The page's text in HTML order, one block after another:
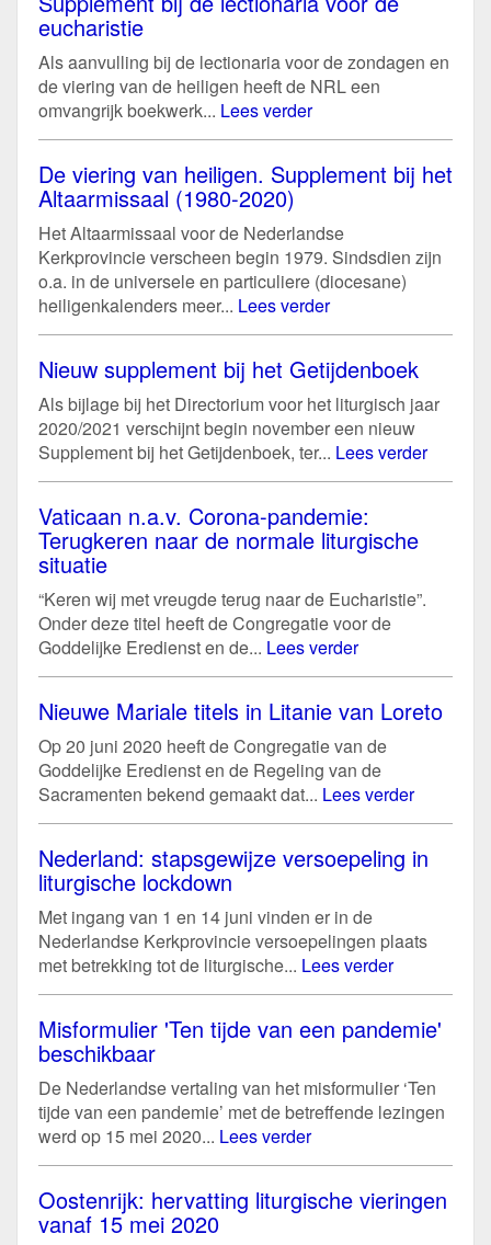
eucharistie
Als aanvulling bij de lectionaria voor de zondagen en
de viering van de heiligen heeft de NRL een
omvangrijk boekwerk... Lees verder
De viering van heiligen. Supplement bij het
Altaarmissaal (1980-2020)
Het Altaarmissaal voor de Nederlandse
Kerkprovincie verscheen begin 1979. Sindsdien zijn
o.a. in de universele en particuliere (diocesane)
heiligenkalenders meer... Lees verder
Nieuw supplement bij het Getijdenboek
Als bijlage bij het Directorium voor het liturgisch jaar
2020/2021 verschijnt begin november een nieuw
Supplement bij het Getijdenboek, ter... Lees verder
Vaticaan n.a.v. Corona-pandemie:
Terugkeren naar de normale liturgische
situatie
“Keren wij met vreugde terug naar de Eucharistie”.
Onder deze titel heeft de Congregatie voor de
Goddelijke Eredienst en de... Lees verder
Nieuwe Mariale titels in Litanie van Loreto
Op 20 juni 2020 heeft de Congregatie van de
Goddelijke Eredienst en de Regeling van de
Sacramenten bekend gemaakt dat... Lees verder
Nederland: stapsgewijze versoepeling in
liturgische lockdown
Met ingang van 1 en 14 juni vinden er in de
Nederlandse Kerkprovincie versoepelingen plaats
met betrekking tot de liturgische... Lees verder
Misformulier 'Ten tijde van een pandemie'
beschikbaar
De Nederlandse vertaling van het misformulier ‘Ten
tijde van een pandemie’ met de betreffende lezingen
werd op 15 mei 2020... Lees verder
Oostenrijk: hervatting liturgische vieringen
vanaf 15 mei 2020